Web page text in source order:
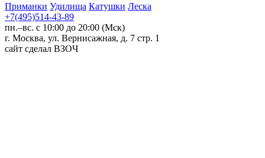
Приманки Удилища Катушки Леска
+7(495)514-43-89
пн.–вс. с 10:00 до 20:00 (Мск)
г. Москва, ул. Вернисажная, д. 7 стр. 1
сайт сделал ВЗОЧ